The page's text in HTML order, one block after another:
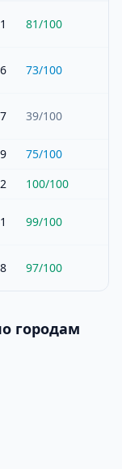
81/100
73/100
39/100
75/100
100/100
99/100
97/100
городам